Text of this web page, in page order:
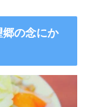
郷の念にか